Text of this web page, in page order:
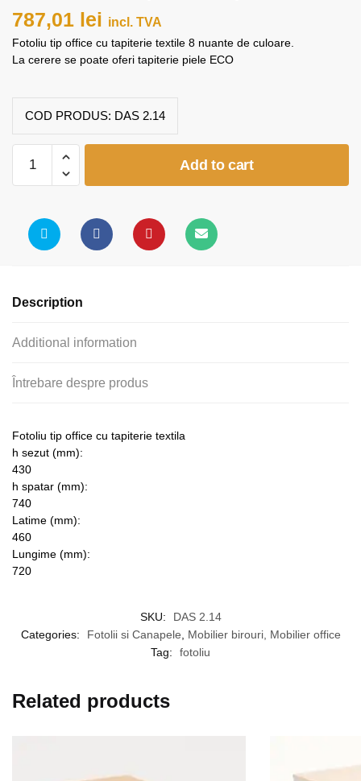
787,01 lei incl. TVA
Fotoliu tip office cu tapiterie textile 8 nuante de culoare.
La cerere se poate oferi tapiterie piele ECO
COD PRODUS: DAS 2.14
Office
Add to cart
Description
Additional information
Întrebare despre produs
Fotoliu tip office cu tapiterie textila
h sezut (mm):
430
h spatar (mm):
740
Latime (mm):
460
Lungime (mm):
720
SKU:
DAS 2.14
Categories:
Fotolii si Canapele
Mobilier birouri, Mobilier office
Tag:
fotoliu
Related products